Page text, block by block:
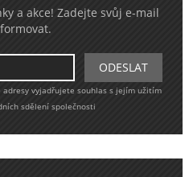
a akce! Zadejte svůj e-mail
vyjadřujete souhlas s jejím užitím
sdělení společnosti